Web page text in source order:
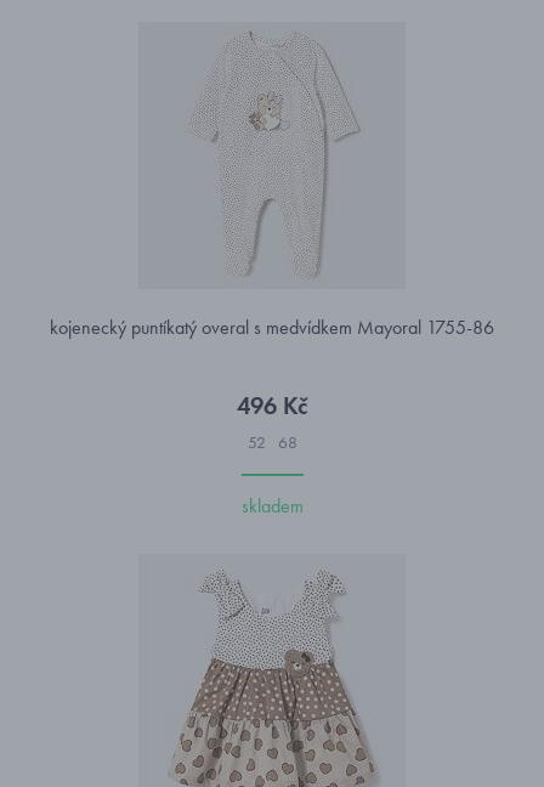
kojenecký puntíkatý overal s medvídkem Mayoral 1755-86
496 Kč
52 68
skladem